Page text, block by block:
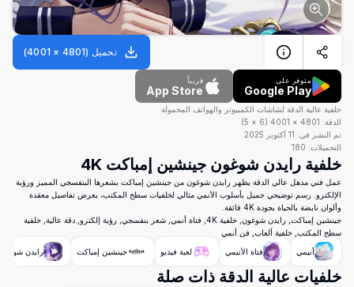
تحميل (
4801
×
4001
)
متوفر على
Google Play
قريباً
App Store
خلفية عالية الدقة لشاشات الكمبيوتر والهواتف المحمولة
الدقة: 4801
×
4001
(
6
×
5
)
تم النشر في: 11 أكتوبر 2025
التحميلات: 180
خلفية رايدن شوغون جينشين إمباكت 4K
عمل فني مذهل عالي الدقة يظهر رايدن شوغون من جينشين إمباكت بشعرها البنفسجي المميز ورؤية
الإلكترو. رسم توضيحي جميل بأسلوب الأنمي مثالي لخلفيات سطح المكتب، يعرض تفاصيل معقدة
وألوان نابضة بالحياة بجودة 4K فائقة.
جينشين إمباكت, رايدن شوغون, خلفية 4K, فتاة أنمي, شعر بنفسجي, رؤية إلكترو, دقة عالية, خلفية
سطح المكتب, خلفية ألعاب, فن أنمي
أنيمي
فتاة الأنيمي لعبة فيديو جينشين إمباكت رايدن
خلفيات عالية الدقة ذات صلة